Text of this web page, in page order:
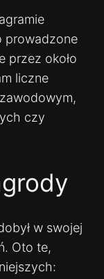
prowadzone
przez około
liczne
czy
w swojej
Oto te,